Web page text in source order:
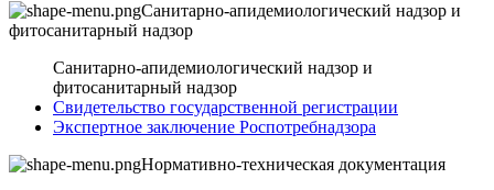
Санитарно-апидемиологический надзор и
фитосанитарный надзор
Санитарно-апидемиологический надзор и
фитосанитарный надзор
Свидетельство государственной регистрации
Экспертное заключение Роспотребнадзора
Нормативно-техническая документация